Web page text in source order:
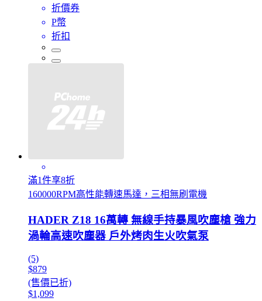
折價券
P幣
折扣
滿1件享8折
160000RPM高性能轉速馬達，三相無刷電機
HADER Z18 16萬轉 無線手持暴風吹塵槍 強力
渦輪高速吹塵器 戶外烤肉生火吹氣泵
(5)
$879
(售價已折)
$1,099